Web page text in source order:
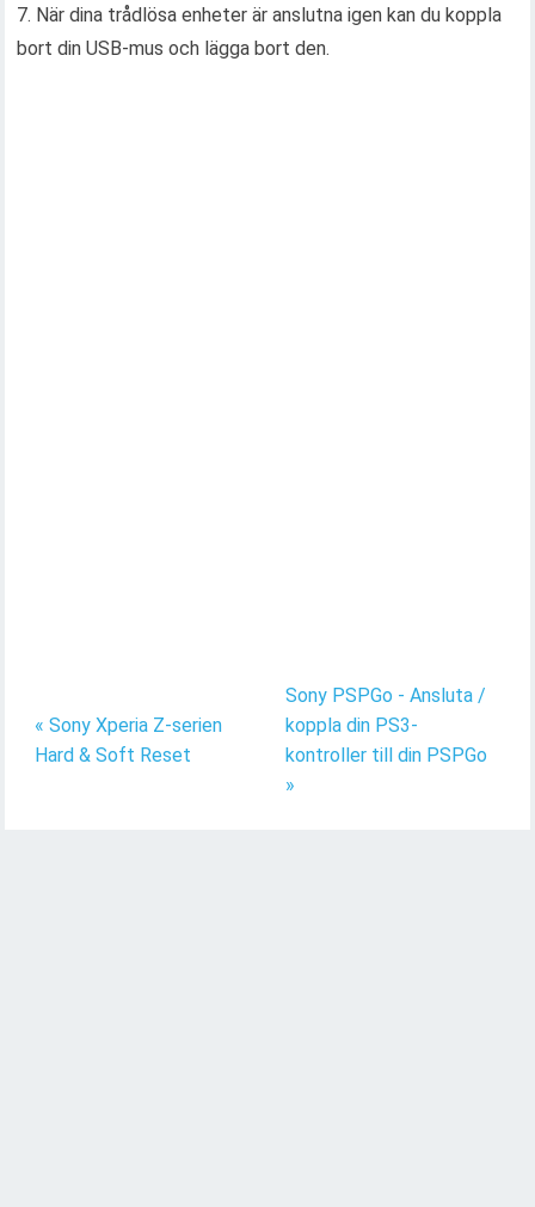
7. När dina trådlösa enheter är anslutna igen kan du koppla
bort din USB-mus och lägga bort den.
« Sony Xperia Z-serien
Hard & Soft Reset
Sony PSPGo - Ansluta /
koppla din PS3-
kontroller till din PSPGo
»